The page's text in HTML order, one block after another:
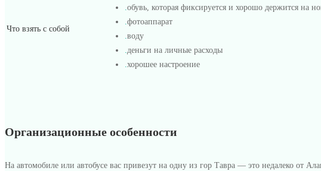
Что взять с собой
.обувь, которая фиксируется и хорошо держится на
.фотоаппарат
.воду
.деньги на личные расходы
.хорошее настроение
Организационные особенности
На автомобиле или автобусе вас привезут на одну из гор Тавра — это недалеко от